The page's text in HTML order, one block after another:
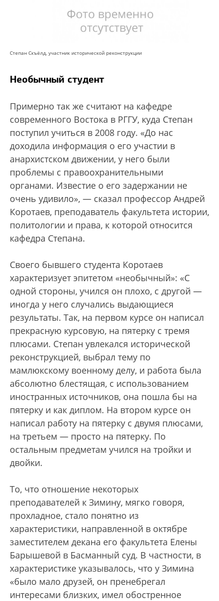
Степан Скъёлд, участник исторической реконструкции
Необычный студент
Примерно так же считают на кафедре
современного Востока в РГГУ, куда Степан
поступил учиться в 2008 году. «До нас
доходила информация о его участии в
анархистском движении, у него были
проблемы с правоохранительными
органами. Известие о его задержании не
очень удивило», — сказал профессор Андрей
Коротаев, преподаватель факультета истории,
политологии и права, к которой относится
кафедра Степана.
Своего бывшего студента Коротаев
характеризует эпитетом «необычный»: «С
одной стороны, учился он плохо, с другой —
иногда у него случались выдающиеся
результаты. Так, на первом курсе он написал
прекрасную курсовую, на пятерку с тремя
плюсами. Степан увлекался исторической
реконструкцией, выбрал тему по
мамлюкскому военному делу, и работа была
абсолютно блестящая, с использованием
иностранных источников, она пошла бы на
пятерку и как диплом. На втором курсе он
написал работу на пятерку с двумя плюсами,
на третьем — просто на пятерку. По
остальным предметам учился на тройки и
двойки.
То, что отношение некоторых
преподавателей к Зимину, мягко говоря,
прохладное, стало понятно из
характеристики, направленной в октябре
заместителем декана его факультета Елены
Барышевой в Басманный суд. В частности, в
характеристике указывалось, что у Зимина
«было мало друзей, он пренебрегал
интересами близких, имел обостренное